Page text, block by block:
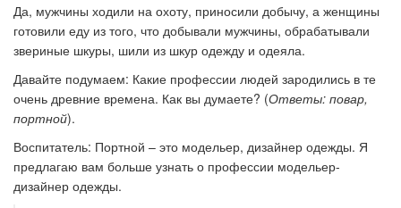
Да, мужчины ходили на охоту, приносили добычу, а женщины
готовили еду из того, что добывали мужчины, обрабатывали
звериные шкуры, шили из шкур одежду и одеяла.
Давайте подумаем: Какие профессии людей зародились в те
очень древние времена. Как вы думаете? (Ответы: повар,
портной).
Воспитатель: Портной – это модельер, дизайнер одежды. Я
предлагаю вам больше узнать о профессии модельер-
дизайнер одежды.